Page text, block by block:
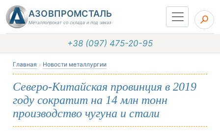
АЗОВПРОМСТАЛЬ
Металлопрокат со склада и под заказ
+38 (097) 475-20-95
Главная Новости металлургии
Северо-Китайская провинция в 2019
году сократит на 14 млн тонн
производство чугуна и стали